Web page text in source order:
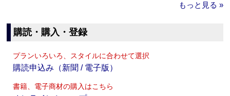
もっと見る »
購読・購入・登録
プランいろいろ、スタイルに合わせて選択
購読申込み（新聞 / 電子版）
書籍、電子商材の購入はこちら